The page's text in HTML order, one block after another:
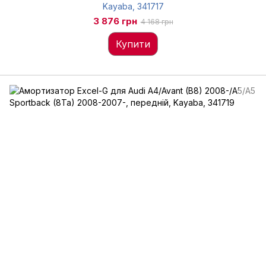
Kayaba, 341717
3 876 грн 4 168 грн
Купити